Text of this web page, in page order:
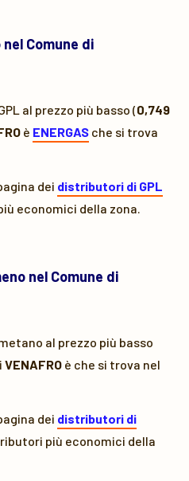
nel Comune di
al prezzo più basso (0,749
è ENERGAS che si trova
dei distributori di GPL
economici della zona.
nel Comune di
al prezzo più basso
VENAFRO è che si trova nel
dei distributori di
più economici della